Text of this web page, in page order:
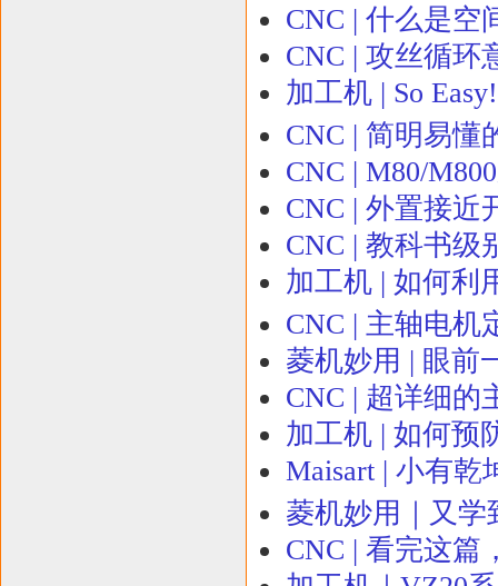
CNC | 什么是空
CNC | 攻丝循环
加工机 | So
CNC | 简明易懂
CNC | M80/
CNC | 外置接近
CNC | 教科书级
加工机 | 如何利
CNC | 主轴电机
菱机妙用 | 眼前
CNC | 超详细的
加工机 | 如何预
Maisart | 小有乾
菱机妙用｜又
CNC | 看完这篇